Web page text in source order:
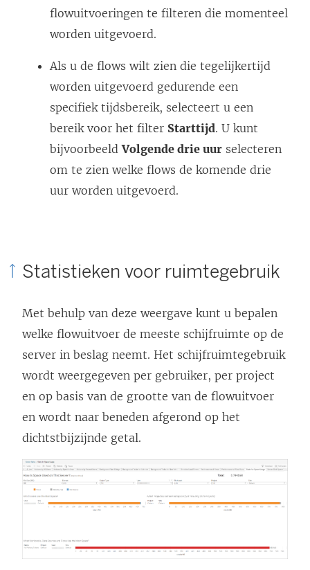
flowuitvoeringen te filteren die momenteel
worden uitgevoerd.
Als u de flows wilt zien die tegelijkertijd
worden uitgevoerd gedurende een
specifiek tijdsbereik, selecteert u een
bereik voor het filter Starttijd. U kunt
bijvoorbeeldVolgende drie uur selecteren
om te zien welke flows de komende drie
uur worden uitgevoerd.
Statistieken voor ruimtegebruik
Met behulp van deze weergave kunt u bepalen
welke flowuitvoer de meeste schijfruimte op de
server in beslag neemt. Het schijfruimtegebruik
wordt weergegeven per gebruiker, per project
en op basis van de grootte van de flowuitvoer
en wordt naar beneden afgerond op het
dichtstbijzijnde getal.